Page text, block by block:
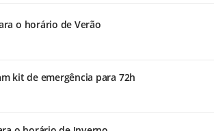
o horário de Verão
kit de emergência para 72h